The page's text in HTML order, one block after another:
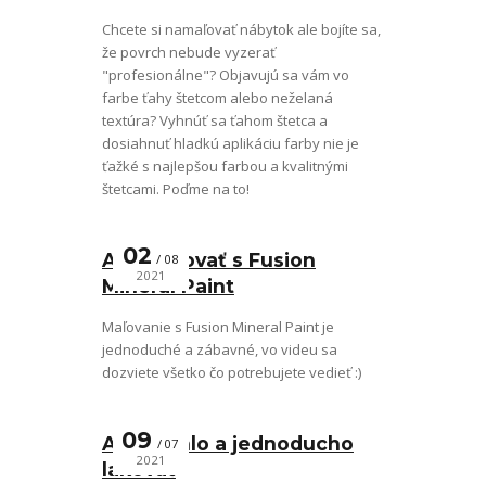
Chcete si namaľovať nábytok ale bojíte sa,
že povrch nebude vyzerať
"profesionálne"? Objavujú sa vám vo
farbe ťahy štetcom alebo neželaná
textúra? Vyhnúť sa ťahom štetca a
dosiahnuť hladkú aplikáciu farby nie je
ťažké s najlepšou farbou a kvalitnými
štetcami. Poďme na to!
Ako maľovať s Fusion
Mineral Paint
02
08
2021
Maľovanie s Fusion Mineral Paint je
jednoduché a zábavné, vo videu sa
dozviete všetko čo potrebujete vedieť :)
Ako rýchlo a jednoducho
lakovať
09
07
2021